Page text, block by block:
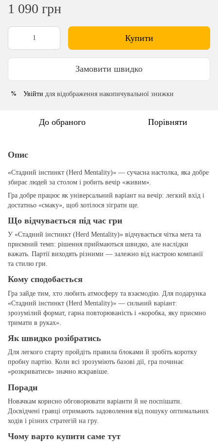
1 090 грн
Купити
Замовити швидко
% Увійти для відображення накопичувальної знижки
До обраного Порівняти
Опис
«Стадний інстинкт (Herd Mentality)» — сучасна настолка, яка добре
збирає людей за столом і робить вечір «живим».
Гра добре працює як універсальний варіант на вечір: легкий вхід і
достатньо «смаку», щоб хотілося зіграти ще.
Що відчувається під час гри
У «Стадний інстинкт (Herd Mentality)» відчувається чітка мета та
приємний темп: рішення приймаються швидко, але наслідки
важать. Партії виходять різними — залежно від настрою компанії
та стилю гри.
Кому сподобається
Гра зайде тим, хто любить атмосферу та взаємодію. Для подарунка
«Стадний інстинкт (Herd Mentality)» — сильний варіант:
зрозумілий формат, гарна повторюваність і «коробка, яку приємно
тримати в руках».
Як швидко розібратись
Для легкого старту пройдіть правила блоками й зробіть коротку
пробну партію. Коли всі зрозуміють базові дії, гра починає
«розкриватися» значно яскравіше.
Поради
Новачкам корисно обговорювати варіанти й не поспішати.
Досвідчені гравці отримають задоволення від пошуку оптимальних
ходів і різних стратегій на гру.
Чому варто купити саме тут